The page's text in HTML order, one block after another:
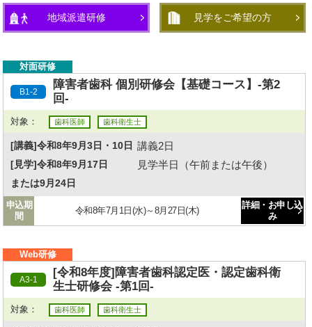
地域派遣研修 見学をご希望の方
対面研修
B1-2
障害者歯科 個別研修会【基礎コース】-第2
回-
対象： 歯科医師 歯科衛生士
[講義]令和8年9月3日・10日
[見学]令和8年9月17日
または9月24日
講義2日
見学半日（午前または午後）
申込期
間
令和8年7月1日(水)～8月27日(木)
詳細・お申し込
み
Web研修
A3-1
[令和8年度]障害者歯科認定医・認定歯科衛
生士研修会 -第1回-
対象： 歯科医師 歯科衛生士